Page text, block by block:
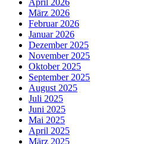
März 2026
Februar 2026
Januar 2026
Dezember 2025
November 2025
Oktober 2025
September 2025
August 2025
Juli 2025
Juni 2025
Mai 2025
April 2025
März 2025